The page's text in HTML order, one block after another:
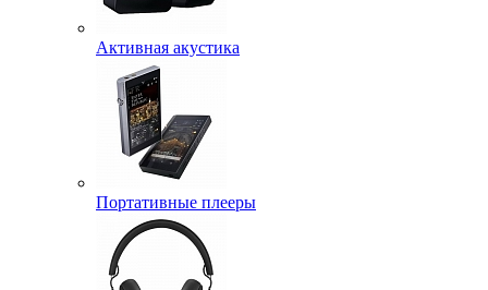
Активная акустика
Портативные плееры